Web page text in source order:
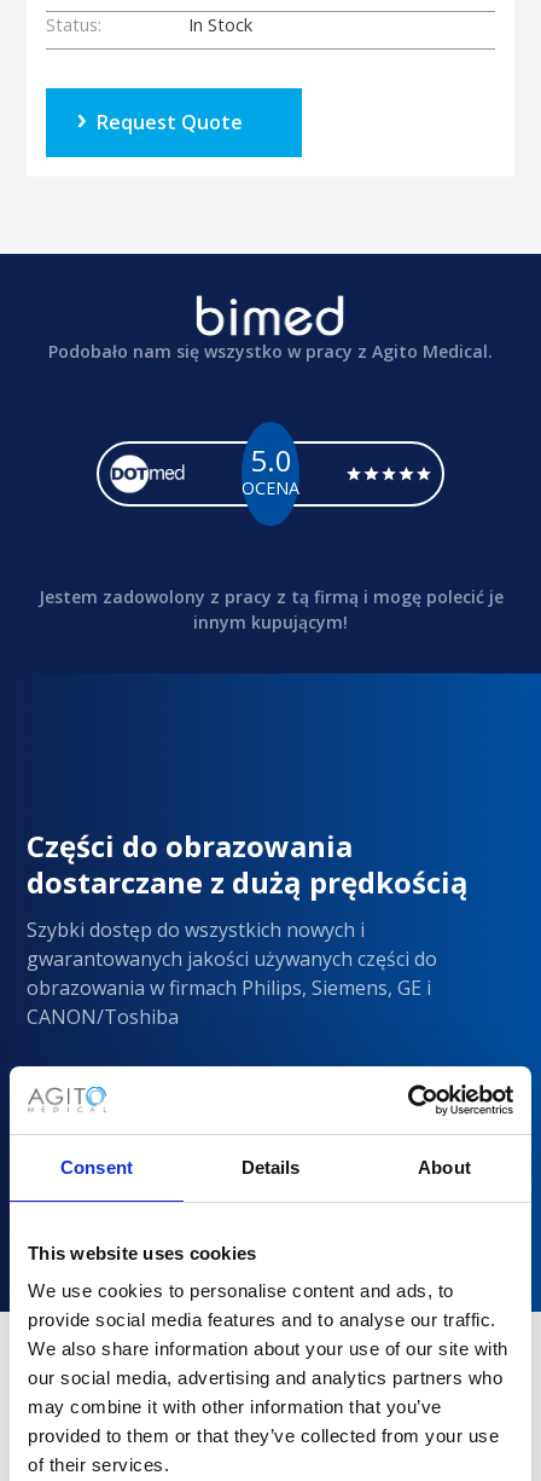
Consent Details About
This website uses cookies
We use cookies to personalise content and ads, to
provide social media features and to analyse our traffic.
We also share information about your use of our site with
our social media, advertising and analytics partners who
may combine it with other information that you’ve
provided to them or that they’ve collected from your use
of their services.
Status:
In Stock
Request Quote
Podobało nam się wszystko w pracy z Agito Medical.
5.0
OCENA
Jestem zadowolony z pracy z tą firmą i mogę polecić je
innym kupującym!
Części do obrazowania
dostarczane z dużą prędkością
Szybki dostęp do wszystkich nowych i
gwarantowanych jakości używanych części do
obrazowania w firmach Philips, Siemens, GE i
CANON/Toshiba
Dlaczego warto wybrać Agito
Medical?